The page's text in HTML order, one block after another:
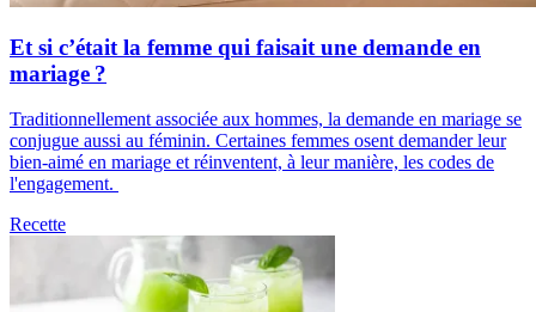
Et si c’était la femme qui faisait une demande en
mariage ?
Traditionnellement associée aux hommes, la demande en mariage se
conjugue aussi au féminin. Certaines femmes osent demander leur
bien-aimé en mariage et réinventent, à leur manière, les codes de
l'engagement.
Recette